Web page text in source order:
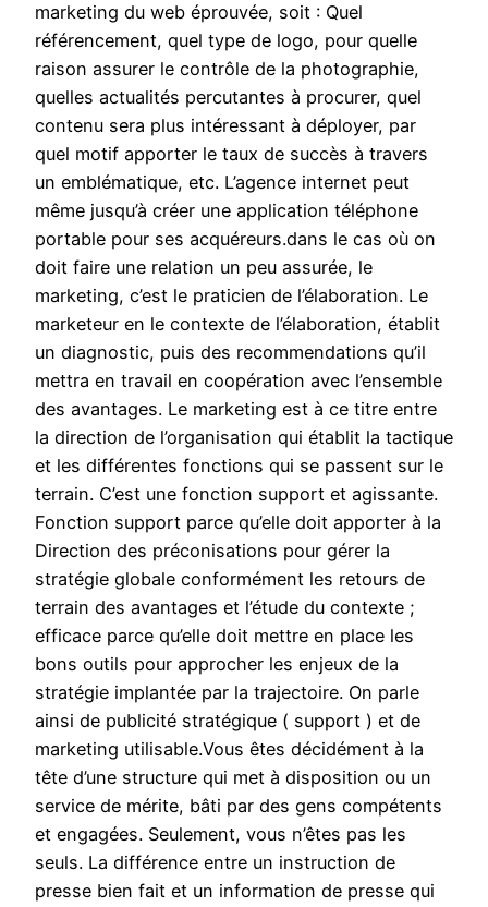
marketing du web éprouvée, soit : Quel
référencement, quel type de logo, pour quelle
raison assurer le contrôle de la photographie,
quelles actualités percutantes à procurer, quel
contenu sera plus intéressant à déployer, par
quel motif apporter le taux de succès à travers
un emblématique, etc. L’agence internet peut
même jusqu’à créer une application téléphone
portable pour ses acquéreurs.dans le cas où on
doit faire une relation un peu assurée, le
marketing, c’est le praticien de l’élaboration. Le
marketeur en le contexte de l’élaboration, établit
un diagnostic, puis des recommendations qu’il
mettra en travail en coopération avec l’ensemble
des avantages. Le marketing est à ce titre entre
la direction de l’organisation qui établit la tactique
et les différentes fonctions qui se passent sur le
terrain. C’est une fonction support et agissante.
Fonction support parce qu’elle doit apporter à la
Direction des préconisations pour gérer la
stratégie globale conformément les retours de
terrain des avantages et l’étude du contexte ;
efficace parce qu’elle doit mettre en place les
bons outils pour approcher les enjeux de la
stratégie implantée par la trajectoire. On parle
ainsi de publicité stratégique ( support ) et de
marketing utilisable.Vous êtes décidément à la
tête d’une structure qui met à disposition ou un
service de mérite, bâti par des gens compétents
et engagées. Seulement, vous n’êtes pas les
seuls. La différence entre un instruction de
presse bien fait et un information de presse qui